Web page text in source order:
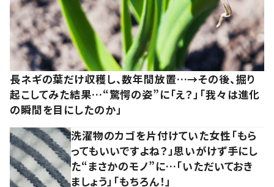
長ネギの葉だけ収穫し、数年間放置…→その後、掘り
起こしてみた結果…“驚愕の姿”に「え？」「我々は進化
の瞬間を目にしたのか」
洗濯物のカゴを片付けていた女性「もら
ってもいいですよね？」思いがけず手にし
た“まさかのモノ”に…「いただいておき
ましょう」「もちろん！」